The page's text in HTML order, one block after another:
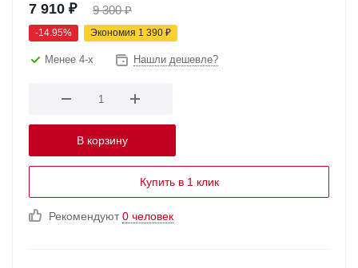
7 910 ₽ 9 300₽
-14.95% Экономия 1 390 ₽
Менее 4-х Нашли дешевле?
В корзину
Купить в 1 клик
Рекомендуют0 человек